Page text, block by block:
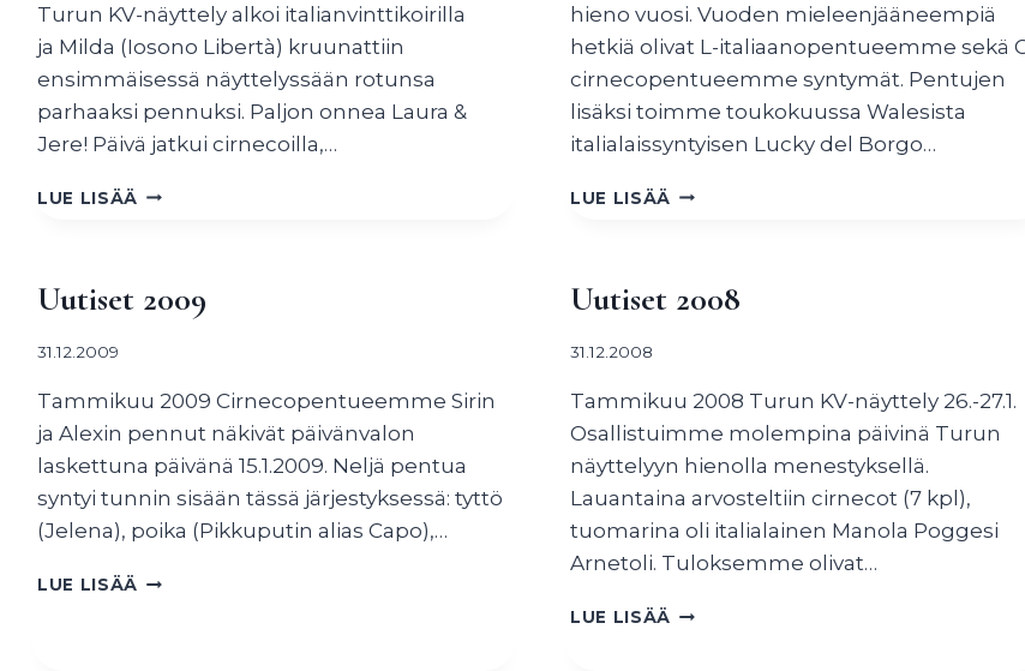
Turun KV-näyttely alkoi italianvinttikoirilla
ja Milda (Iosono Libertà) kruunattiin
ensimmäisessä näyttelyssään rotunsa
parhaaksi pennuksi. Paljon onnea Laura &
Jere! Päivä jatkui cirnecoilla,…
LUE LISÄÄ UUTISET
hieno vuosi. Vuoden mieleenjääneempiä
hetkiä olivat L-italiaanopentueemme sekä
cirnecopentueemme syntymät. Pentujen
lisäksi toimme toukokuussa Walesista
italialaissyntyisen Lucky del Borgo…
LUE LISÄÄ UUTISET
Uutiset 2009
31.12.2009
Tammikuu 2009 Cirnecopentueemme Sirin
ja Alexin pennut näkivät päivänvalon
laskettuna päivänä 15.1.2009. Neljä pentua
syntyi tunnin sisään tässä järjestyksessä: tyttö
(Jelena), poika (Pikkuputin alias Capo),…
LUE LISÄÄ UUTISET
Uutiset 2008
31.12.2008
Tammikuu 2008 Turun KV-näyttely 26.-27.1.
Osallistuimme molempina päivinä Turun
näyttelyyn hienolla menestyksellä.
Lauantaina arvosteltiin cirnecot (7 kpl),
tuomarina oli italialainen Manola Poggesi
Arnetoli. Tuloksemme olivat…
LUE LISÄÄ UUTISET